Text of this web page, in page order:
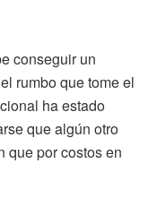
conseguir un
rumbo que tome el
ha estado
que algún otro
que por costos en